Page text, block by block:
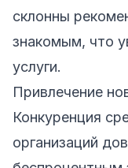
склонны
знакомым, что
услуги.
Привлечение
Конкуренция
организаций